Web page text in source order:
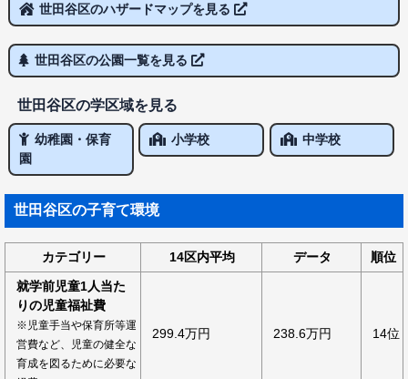
世田谷区のハザードマップを見る
世田谷区の公園一覧を見る
世田谷区の学区域を見る
幼稚園・保育
園
小学校 中学校
世田谷区の子育て環境
カテゴリー 14区内平均 データ
順位
就学前児童1人当た
りの児童福祉費
※児童手当や保育所等運
営費など、児童の健全な
育成を図るために必要な
299.4万円 238.6万円 14位